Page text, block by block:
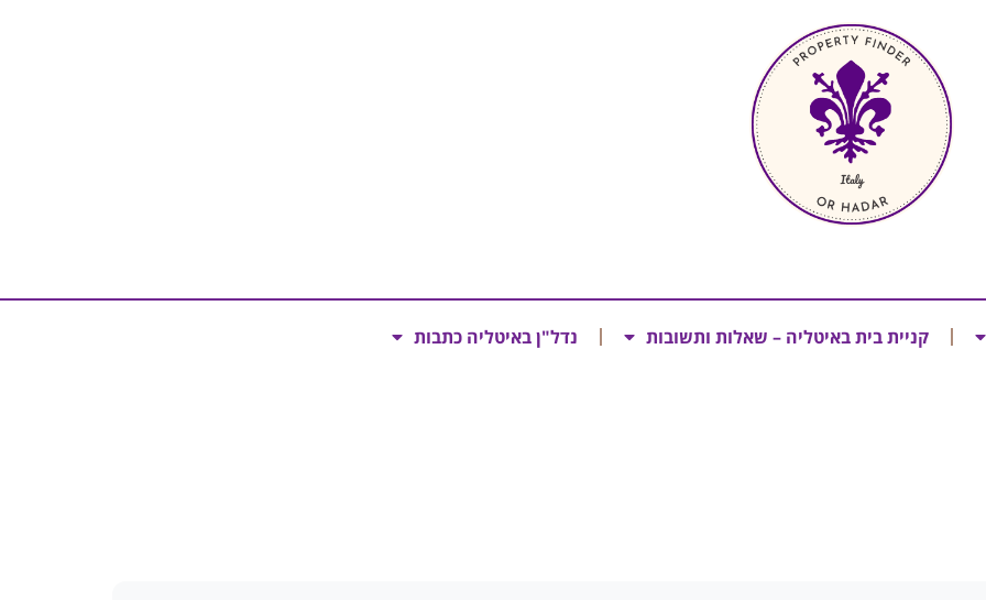
קניית בית באיטליה – שאלות ותשובות נדל"ן באיטליה כתבות